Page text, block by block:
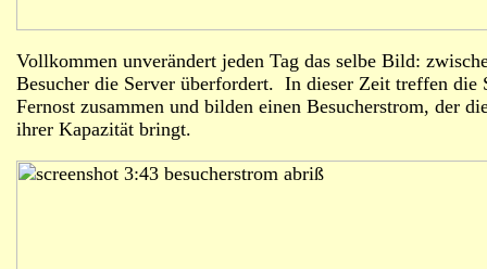
Vollkommen unverändert jeden Tag das selbe Bild:
Besucher die Server überfordert. In dieser Zeit treffen
Fernost zusammen und bilden einen Besucherstrom, der
ihrer Kapazität bringt.